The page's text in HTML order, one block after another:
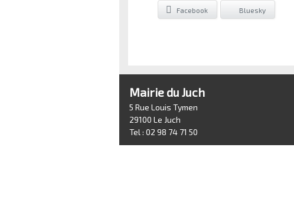
Facebook Bluesky
Mairie du Juch
5 Rue Louis Tymen
29100 Le Juch
Tel : 02 98 74 71 50